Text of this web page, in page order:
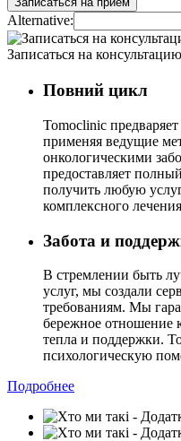
Alternative:
Записаться на консультацию
Повний цикл
Tomoclinic
применяя ведущие
онкологическими
предоставляет
получить любую
комплексного
Забота и
В стремлении быть
услуг, мы создали
требованиям. Мы
бережное отношение
тепла и поддержки.
психологическую
Подробнее